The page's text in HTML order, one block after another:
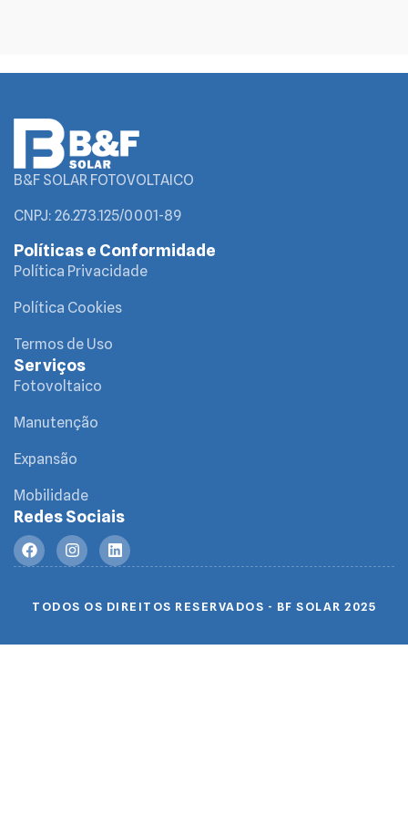
B&F SOLAR FOTOVOLTAICO
CNPJ: 26.273.125/0001-89
Políticas e Conformidade
Política Privacidade
Política Cookies
Termos de Uso
Serviços
Fotovoltaico
Manutenção
Expansão
Mobilidade
Redes Sociais
TODOS OS DIREITOS RESERVADOS - BF SOLAR 2025